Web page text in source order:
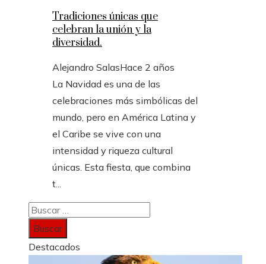
Tradiciones únicas que
celebran la unión y la
diversidad.
Alejandro SalasHace 2 años
La Navidad es una de las
celebraciones más simbólicas del
mundo, pero en América Latina y
el Caribe se vive con una
intensidad y riqueza cultural
únicas. Esta fiesta, que combina
t...
Buscar:
Destacados